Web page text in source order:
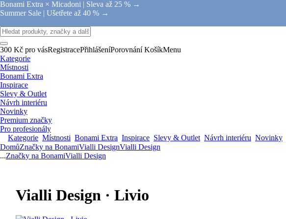
Bonami Extra × Micadoni | Sleva až 25 % →
Summer Sale | Ušetřete až 40 % →
300 Kč pro vásRegistracePřihlášeníPorovnání KošíkMenu
Kategorie
Místnosti
Bonami Extra
Inspirace
Slevy & Outlet
Návrh interiéru
Novinky
Premium značky
Pro profesionály
Kategorie Místnosti Bonami Extra Inspirace Slevy & Outlet Návrh interiéru Novinky
DomůZnačky na BonamiVialli DesignVialli Design
...Značky na BonamiVialli Design
Vialli Design · Livio